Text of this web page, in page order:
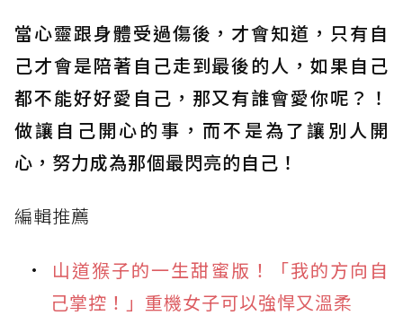
當心靈跟身體受過傷後，才會知道，只有自
己才會是陪著自己走到最後的人，如果自己
都不能好好愛自己，那又有誰會愛你呢？！
做讓自己開心的事，而不是為了讓別人開
心，努力成為那個最閃亮的自己！
編輯推薦
山道猴子的一生甜蜜版！「我的方向自
己掌控！」重機女子可以強悍又溫柔